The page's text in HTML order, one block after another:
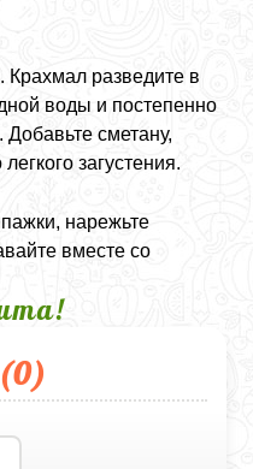
Крахмал разведите в
воды и постепенно
сметану,
загустения.
нарежьте
вместе со
0)